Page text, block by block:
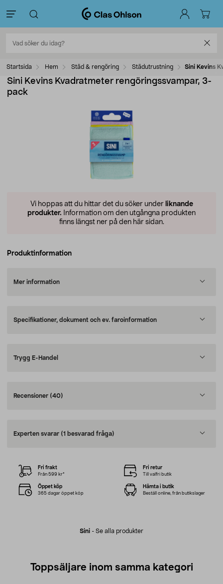
Startsida Hem Städ & rengöring Städutrustning Sini Kevins
Sini Kevins Kvadratmeter rengöringssvampar, 3-
pack
Vi hoppas att du hittar det du söker under liknande
produkter. Information om den utgångna produkten
finns längst ner på den här sidan.
Produktinformation
Mer information
Specifikationer, dokument och ev. faroinformation
Trygg E-Handel
Recensioner (40)
Experten svarar (1 besvarad fråga)
Sini - Se alla produkter
Fri frakt
Från 599 kr*
Fri retur
Till valfri butik
Öppet köp
365 dagar öppet köp
Hämta i butik
Beställ online, från butikslager
Toppsäljare inom samma kategori